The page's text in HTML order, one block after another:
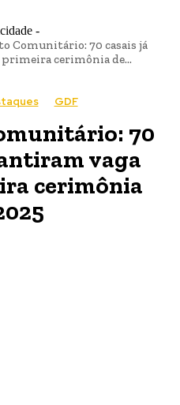
-
Comunitário: 70 casais já
cerimônia de...
GDF
70
vaga
cerimônia